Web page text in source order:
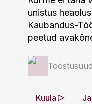
unistus
Kaubandus-
peetud
Kuula